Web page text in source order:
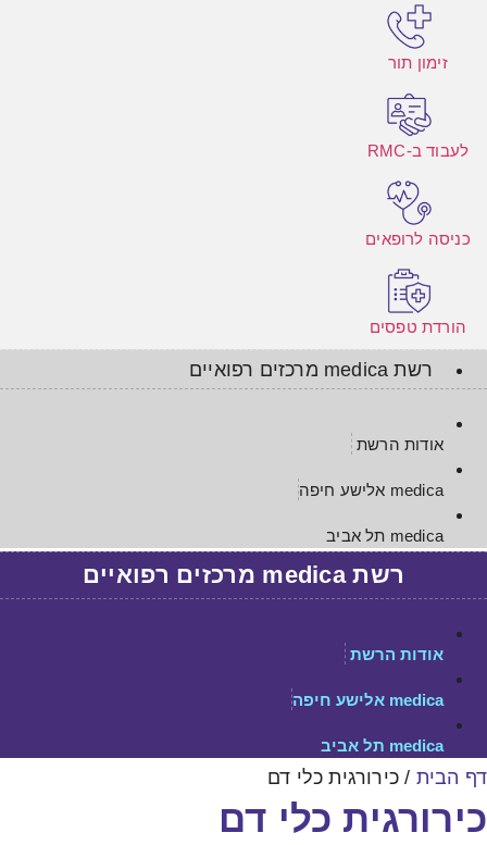
זימון תור
לעבוד ב-RMC
כניסה לרופאים
הורדת טפסים
רשת medica מרכזים רפואיים
אודות הרשת
medica אלישע חיפה
medica תל אביב
רשת medica מרכזים רפואיים
אודות הרשת
medica אלישע חיפה
medica תל אביב
דף הבית /כירורגית כלי דם
כירורגית כלי דם